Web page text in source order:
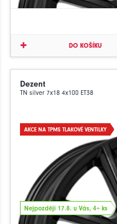
DO KOŠÍKU
Dezent
TN silver 7x18 4x100 ET38
AKCE NA TPMS TLAKOVÉ VENTILKY
Nejpozději 17.8. u Vás, 4+ ks